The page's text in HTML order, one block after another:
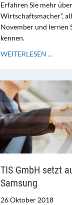
Erfahren Sie mehr
Wirtschaftsmacher“,
November und lernen
kennen.
WEITERLESEN ...
TIS GmbH setzt
Samsung
26 Oktober 2018